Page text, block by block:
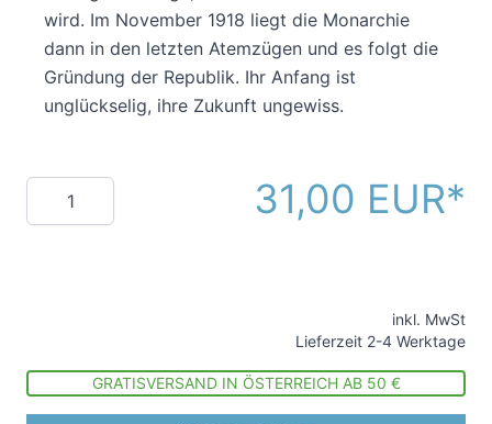
wird. Im November 1918 liegt die Monarchie
dann in den letzten Atemzügen und es folgt die
Gründung der Republik. Ihr Anfang ist
unglückselig, ihre Zukunft ungewiss.
Menge 31,00 EUR
inkl. MwSt
Lieferzeit 2-4 Werktage
GRATISVERSAND IN ÖSTERREICH AB 50 €